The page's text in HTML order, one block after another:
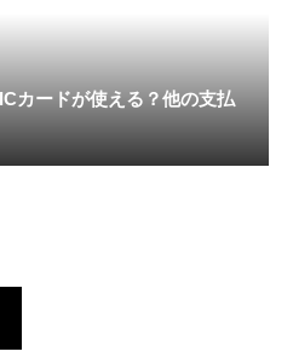
カードが使える？他の支払